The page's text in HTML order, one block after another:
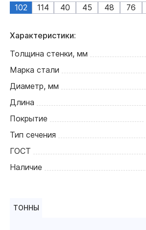
102 114 40 45 48 76
Характеристики:
Толщина стенки, мм
Марка стали
Диаметр, мм
Длина
Покрытие
Тип сечения
ГОСТ
Наличие
ТОННЫ